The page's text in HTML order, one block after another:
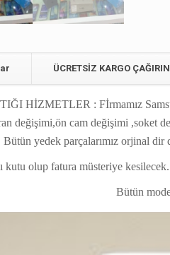
ÜCRETSİZ KARGO ÇAĞIRIN
HİZMETLER : Fİrmamız
değişimi,ön cam değişimi ,soket
yedek parçalarımız orjinal
olup fatura müsteriye kesilecek.
Bütün